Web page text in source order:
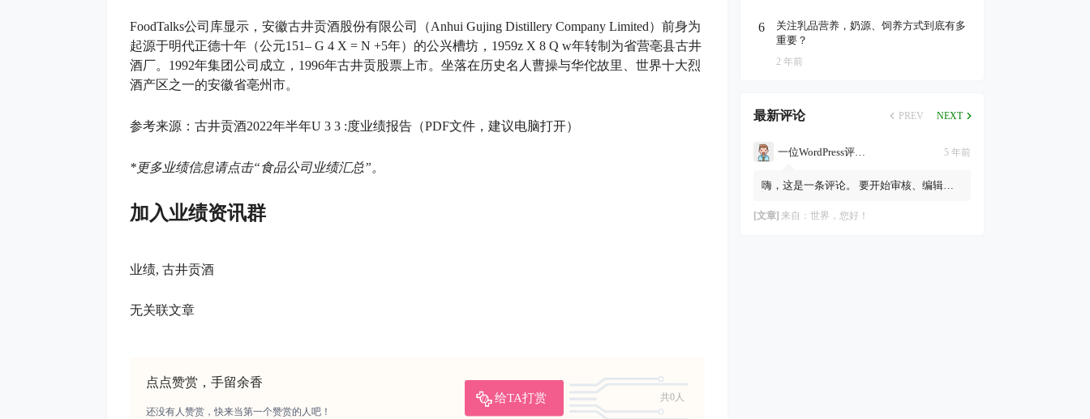
FoodTalks公司库显示，安徽古井贡酒股份有限公司
（Anhui Gujing Distillery Company Limited）前身为
起源于明代正德十年（公元151– G 4 X = N +5年）的公兴槽坊，1959z X 8 Q w年转制为省营亳县古井
酒厂。1992年集团公司成立，1996年古井贡股票上市。坐落在历史名人曹操与华佗故里、世界十大烈
酒产区之一的安徽省亳州市。
参考来源： 古井贡酒2022年半年U 3 3 :度业绩报告（PDF文件，建议电脑打开）
*更多业绩信息请点击“食品公司业绩汇总”。
加入业绩资讯群
业绩, 古井贡酒
无关联文章
点点赞赏，手留余香
给TA打赏
共0人
还没有人赞赏，快来当第一个赞赏的人吧！
6
关注乳品营养，奶源、饲养方式到底有多
重要？
2 年前
最新评论 PREV NEXT
一位WordPress评论者 5 年前
嗨，这是一条评论。 要开始审核、编辑及
评论者头像来自Gravatar。
[文章] 来自： 世界，您好！